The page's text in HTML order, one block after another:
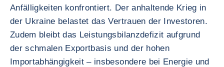
Anfälligkeiten konfrontiert. Der anhaltende Krieg in
der Ukraine belastet das Vertrauen der Investoren.
Zudem bleibt das Leistungsbilanzdefizit aufgrund
der schmalen Exportbasis und der hohen
Importabhängigkeit – insbesondere bei Energie und